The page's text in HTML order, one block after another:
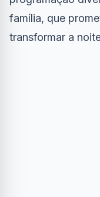
família, que
transformar a